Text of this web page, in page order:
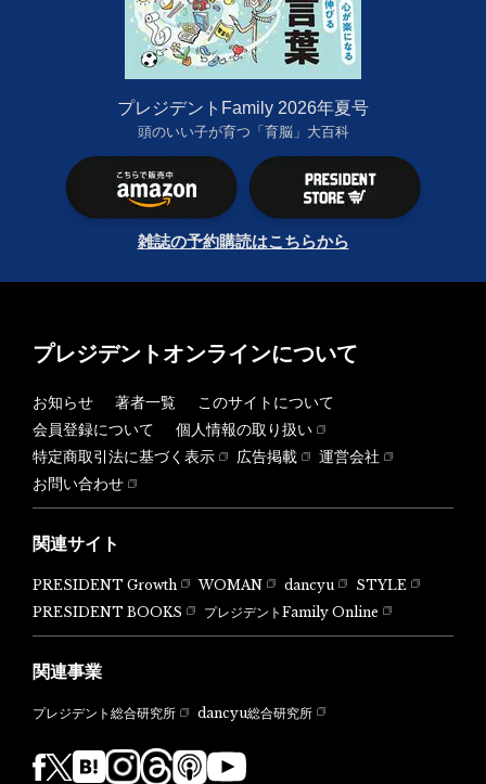
プレジデントFamily 2026年夏号
頭のいい子が育つ「育脳」大百科
雑誌の予約購読はこちらから
プレジデントオンラインについて
お知らせ 著者一覧
このサイトについて
会員登録について
個人情報の取り扱い
特定商取引法に基づく表示
広告掲載
運営会社
お問い合わせ
関連サイト
PRESIDENT Growth WOMAN dancyu
STYLE
PRESIDENT BOOKS
プレジデントFamily Online
関連事業
プレジデント総合研究所 dancyu総合研究所